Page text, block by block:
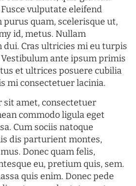
vulputate eleifend
purus quam, scelerisque ut,
id, metus. Nullam
dui. Cras ultricies mi eu turpis
ante ipsum primis
et ultrices posuere cubilia
mi consectetuer lacinia.
sit amet, consectetuer
commodo ligula eget
Cum sociis natoque
dis parturient montes,
Donec quam felis,
eu, pretium quis, sem.
quis enim. Donec pede